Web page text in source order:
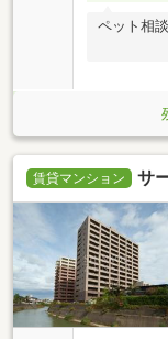
ペット相
賃貸マンション サ